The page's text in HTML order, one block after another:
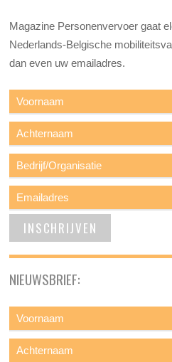
Magazine Personenvervoer gaat
Nederlands-Belgische
dan even uw emailadres.
NIEUWSBRIEF: